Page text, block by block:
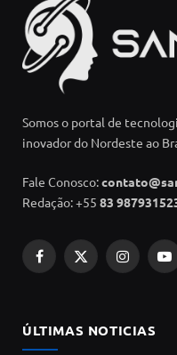
Somos o portal de
inovador do Nordeste ao
Fale Conosco:
Redação: +55 83
Facebook
X
Instagram
ÚLTIMAS NOTICIAS